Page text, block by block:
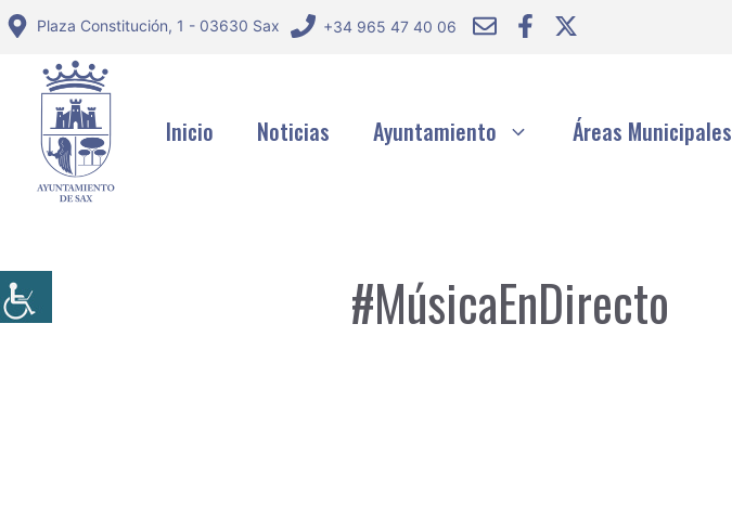
Saltar
contenido
Plaza Constitución, 1 - 03630 Sax +34 965 47 40 06
Inicio Noticias Ayuntamiento Áreas Municipales
#MúsicaEnDirecto